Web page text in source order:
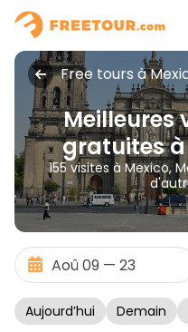
Free tours à
Meilleures
gratuites
155 visites à Mexico,
Aujourd’hui Demain